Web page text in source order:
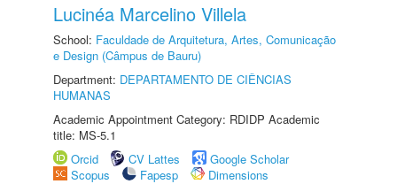
Lucinéa Marcelino Villela
School: Faculdade de Arquitetura, Artes, Comunicação
e Design (Câmpus de Bauru)
Department: DEPARTAMENTO DE CIÊNCIAS
HUMANAS
Academic Appointment Category: RDIDP Academic
title: MS-5.1
Orcid
CV Lattes
Google Scholar
Scopus
Fapesp
Dimensions